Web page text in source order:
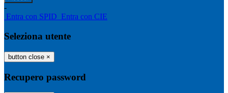
-
Entra con SPID Entra con CIE
Seleziona utente
button close ×
Recupero password